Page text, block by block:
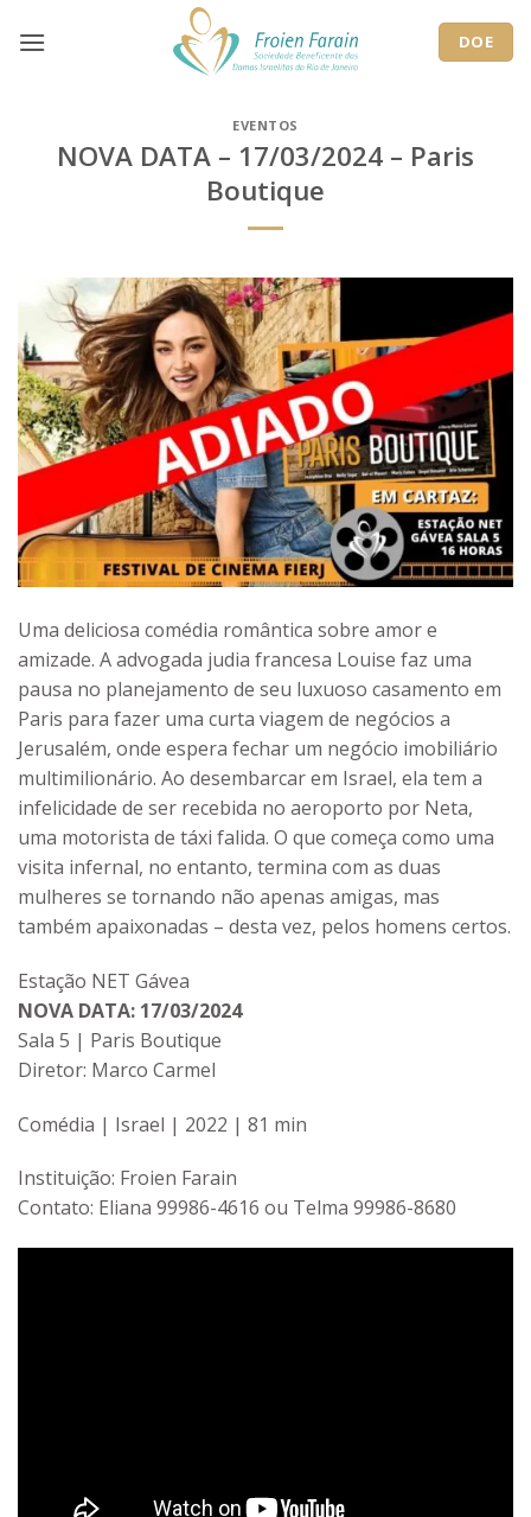
DOE
EVENTOS
NOVA DATA – 17/03/2024 – Paris
Boutique
Uma deliciosa comédia romântica sobre amor e
amizade. A advogada judia francesa Louise faz uma
pausa no planejamento de seu luxuoso casamento em
Paris para fazer uma curta viagem de negócios a
Jerusalém, onde espera fechar um negócio imobiliário
multimilionário. Ao desembarcar em Israel, ela tem a
infelicidade de ser recebida no aeroporto por Neta,
uma motorista de táxi falida. O que começa como uma
visita infernal, no entanto, termina com as duas
mulheres se tornando não apenas amigas, mas
também apaixonadas – desta vez, pelos homens certos.
Estação NET Gávea
NOVA DATA: 17/03/2024
Sala 5 | Paris Boutique
Diretor: Marco Carmel
Comédia | Israel | 2022 | 81 min
Instituição: Froien Farain
Contato: Eliana 99986-4616 ou Telma 99986-8680